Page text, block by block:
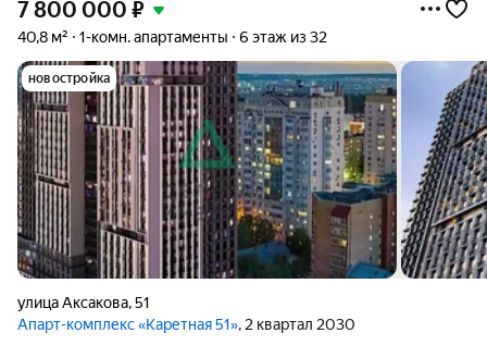
7 800 000 ₽
40,8 м² 1-комн. апартаменты 6 этаж из 32
новостройка
улица Аксакова,51
Апарт-комплекс «Каретная 51», 2 квартал 2030